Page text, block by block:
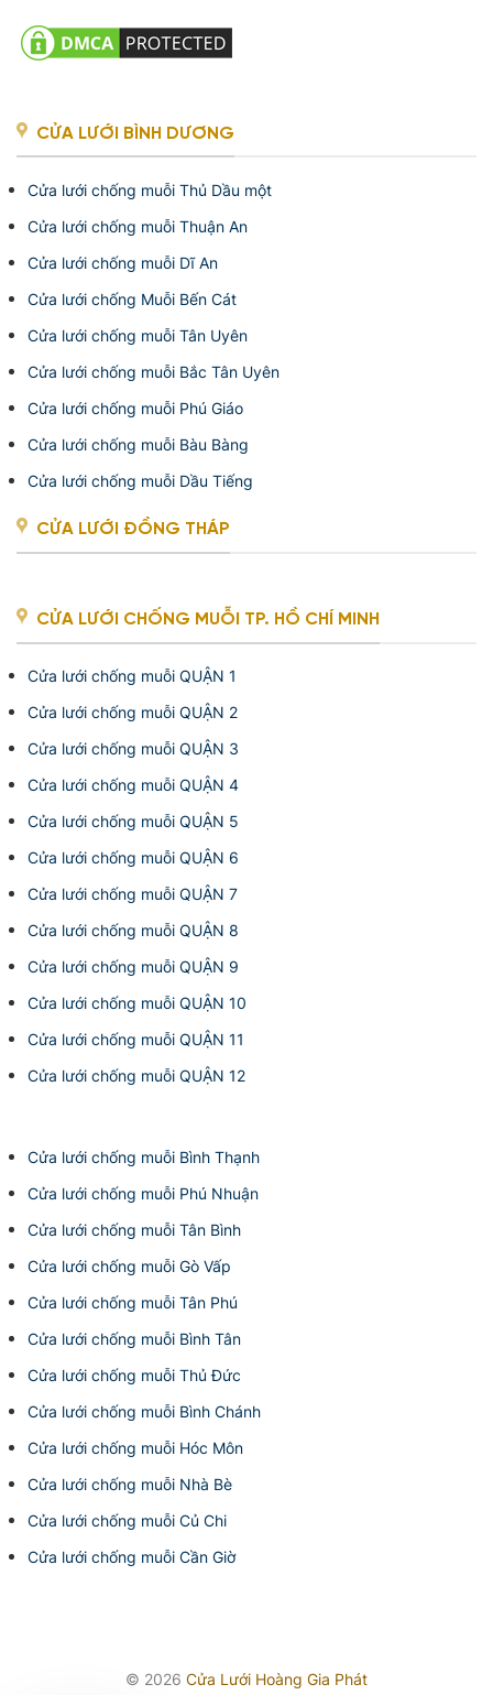
CỬA LƯỚI BÌNH DƯƠNG
Cửa lưới chống muỗi Thủ Dầu một
Cửa lưới chống muỗi Thuận An
Cửa lưới chống muỗi Dĩ An
Cửa lưới chống Muỗi Bến Cát
Cửa lưới chống muỗi Tân Uyên
Cửa lưới chống muỗi Bắc Tân Uyên
Cửa lưới chống muỗi Phú Giáo
Cửa lưới chống muỗi Bàu Bàng
Cửa lưới chống muỗi Dầu Tiếng
CỬA LƯỚI ĐỒNG THÁP
CỬA LƯỚI CHỐNG MUỖI TP. HỒ CHÍ MINH
Cửa lưới chống muỗi QUẬN 1
Cửa lưới chống muỗi QUẬN 2
Cửa lưới chống muỗi QUẬN 3
Cửa lưới chống muỗi QUẬN 4
Cửa lưới chống muỗi QUẬN 5
Cửa lưới chống muỗi QUẬN 6
Cửa lưới chống muỗi QUẬN 7
Cửa lưới chống muỗi QUẬN 8
Cửa lưới chống muỗi QUẬN 9
Cửa lưới chống muỗi QUẬN 10
Cửa lưới chống muỗi QUẬN 11
Cửa lưới chống muỗi QUẬN 12
Cửa lưới chống muỗi Bình Thạnh
Cửa lưới chống muỗi Phú Nhuận
Cửa lưới chống muỗi Tân Bình
Cửa lưới chống muỗi Gò Vấp
Cửa lưới chống muỗi Tân Phú
Cửa lưới chống muỗi Bình Tân
Cửa lưới chống muỗi Thủ Đức
Cửa lưới chống muỗi Bình Chánh
Cửa lưới chống muỗi Hóc Môn
Cửa lưới chống muỗi Nhà Bè
Cửa lưới chống muỗi Củ Chi
Cửa lưới chống muỗi Cần Giờ
© 2026 Cửa Lưới Hoàng Gia Phát